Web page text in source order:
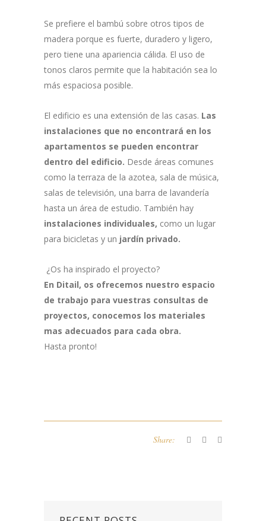
Se prefiere el bambú sobre otros tipos de
madera porque es fuerte, duradero y ligero,
pero tiene una apariencia cálida. El uso de
tonos claros permite que la habitación sea lo
más espaciosa posible.
El edificio es una extensión de las casas. Las
instalaciones que no encontrará en los
apartamentos se pueden encontrar
dentro del edificio. Desde áreas comunes
como la terraza de la azotea, sala de música,
salas de televisión, una barra de lavandería
hasta un área de estudio. También hay
instalaciones individuales, como un lugar
para bicicletas y un jardín privado.
¿Os ha inspirado el proyecto?
En Ditail, os ofrecemos nuestro espacio
de trabajo para vuestras consultas de
proyectos, conocemos los materiales
mas adecuados para cada obra.
Hasta pronto!
Share: